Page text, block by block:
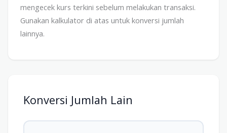
mengecek kurs terkini sebelum melakukan transaksi.
Gunakan kalkulator di atas untuk konversi jumlah
lainnya.
Konversi Jumlah Lain